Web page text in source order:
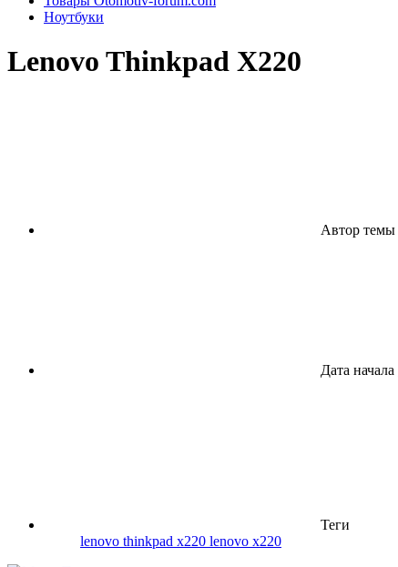
Ноутбуки
Lenovo Thinkpad X220
Автор темы
Дата начала
Теги
lenovo thinkpad x220 lenovo x220